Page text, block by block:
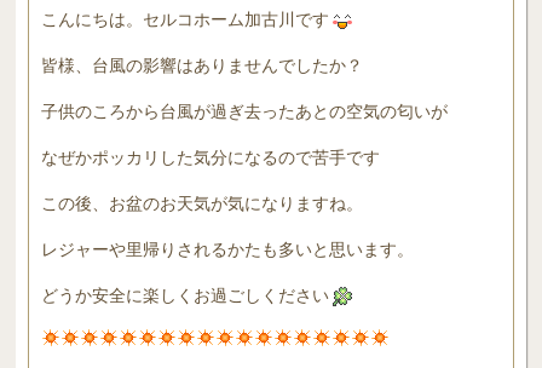
こんにちは。セルコホーム加古川です
皆様、台風の影響はありませんでしたか？
子供のころから台風が過ぎ去ったあとの空気の匂いが
なぜかポッカリした気分になるので苦手です
この後、お盆のお天気が気になりますね。
レジャーや里帰りされるかたも多いと思います。
どうか安全に楽しくお過ごしください